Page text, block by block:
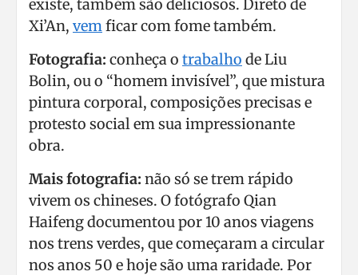
existe, também são deliciosos. Direto de
Xi’An, vemficar com fome também.
Fotografia: conheça o trabalho de Liu
Bolin, ou o “homem invisível”, que mistura
pintura corporal, composições precisas e
protesto social em sua impressionante
obra.
Mais fotografia: não só se trem rápido
vivem os chineses. O fotógrafo Qian
Haifeng documentou por 10 anos viagens
nos trens verdes, que começaram a circular
nos anos 50 e hoje são uma raridade. Por